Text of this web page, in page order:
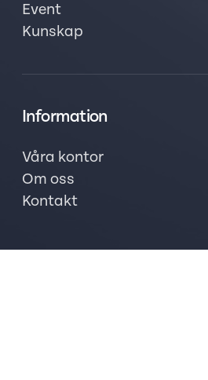
Event
Kunskap
Information
Våra kontor
Om oss
Kontakt